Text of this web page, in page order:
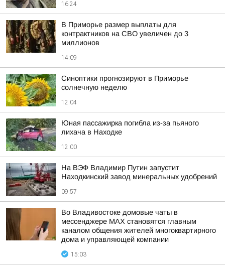
16:24
В Приморье размер выплаты для
контрактников на СВО увеличен до 3
миллионов
14:09
Синоптики прогнозируют в Приморье
солнечную неделю
12:04
Юная пассажирка погибла из-за пьяного
лихача в Находке
12:00
На ВЭФ Владимир Путин запустит
Находкинский завод минеральных удобрений
09:57
Во Владивостоке домовые чаты в
мессенджере МАХ становятся главным
каналом общения жителей многоквартирного
дома и управляющей компании
15:03